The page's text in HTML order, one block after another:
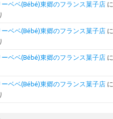
ベベ(Bébé)東郷のフランス菓子店に
ベベ(Bébé)東郷のフランス菓子店に
ベベ(Bébé)東郷のフランス菓子店に
ベベ(Bébé)東郷のフランス菓子店に